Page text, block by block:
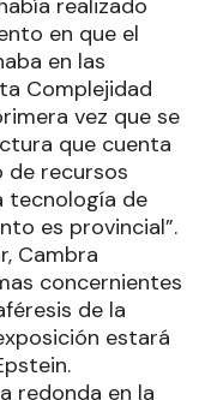
en que el
en las
Complejidad
vez que se
que cuenta
de recursos
tecnología de
es provincial”.
Cambra
concernientes
de la
estará
redonda en la